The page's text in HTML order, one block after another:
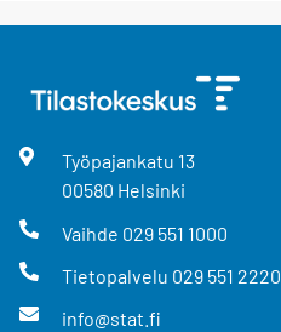
Työpajankatu 13
00580 Helsinki
Vaihde 029 551 1000
Tietopalvelu 029 551 2220
info@stat.fi